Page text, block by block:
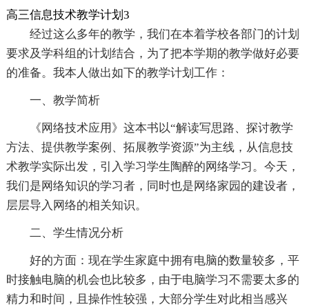
高三信息技术教学计划3
经过这么多年的教学，我们在本着学校各部门的计划
要求及学科组的计划结合，为了把本学期的教学做好必要
的准备。我本人做出如下的教学计划工作：
一、教学简析
《网络技术应用》这本书以“解读写思路、探讨教学
方法、提供教学案例、拓展教学资源”为主线，从信息技
术教学实际出发，引入学习学生陶醉的网络学习。今天，
我们是网络知识的学习者，同时也是网络家园的建设者，
层层导入网络的相关知识。
二、学生情况分析
好的方面：现在学生家庭中拥有电脑的数量较多，平
时接触电脑的机会也比较多，由于电脑学习不需要太多的
精力和时间，且操作性较强，大部分学生对此相当感兴